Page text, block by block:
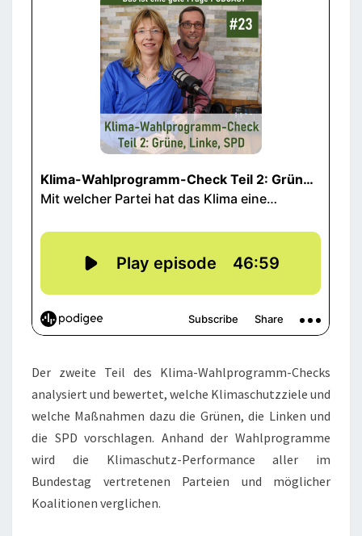
Der zweite Teil des Klima-Wahlprogramm-Checks
analysiert und bewertet, welche Klimaschutzziele und
welche Maßnahmen dazu die Grünen, die Linken und
die SPD vorschlagen. Anhand der Wahlprogramme
wird die Klimaschutz-Performance aller im
Bundestag vertretenen Parteien und möglicher
Koalitionen verglichen.